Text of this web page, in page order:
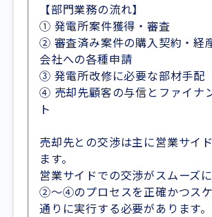
【部門業務の流れ】
① 発電所案件獲得・審査
② 審査済み案件の購入契約・経
会社への各種申請
③ 発電所改修に必要な部材手配
④ 売却先顧客の与信とファイナ
ト
売却先との交渉は主に営業サイ
ます。
営業サイドでの交渉がスムーズ
②〜④のプロセスを正確かつス
通りに実行する必要があります。